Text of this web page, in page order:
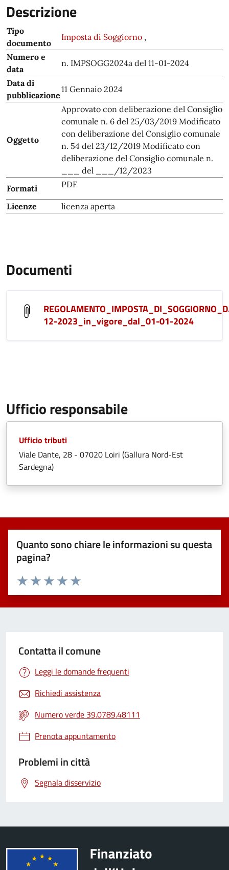
Descrizione
Tipo
documento
Imposta di Soggiorno ,
Numero e
data
n. IMPSOGG2024a del 11-01-2024
Data di
pubblicazione
11 Gennaio 2024
Oggetto
Approvato con deliberazione del Consiglio
comunale n. 6 del 25/03/2019 Modificato
con deliberazione del Consiglio comunale
n. 54 del 23/12/2019 Modificato con
deliberazione del Consiglio comunale n.
___ del ___/12/2023
Formati
PDF
Licenze licenza aperta
Documenti
12-2023_in_vigore_dal_01-01-2024
Ufficio responsabile
Ufficio tributi
Viale Dante, 28 - 07020 Loiri (Gallura Nord-Est
Sardegna)
Quanto sono chiare le informazioni su questa
pagina?
Valuta 5 stelle su 5
Valuta 4 stelle su 5
Valuta 3 stelle su 5
Valuta 2 stelle su 5
Valuta 1 stelle su 5
Contatta il comune
Leggi le domande frequenti
Richiedi assistenza
Numero verde 39.0789.48111
Prenota appuntamento
Problemi in città
Segnala disservizio